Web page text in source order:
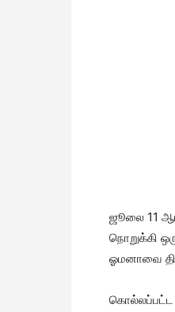
ஜூலை 11
நொறுக்கி
ஓமனாவை
கொல்லப்பட்ட